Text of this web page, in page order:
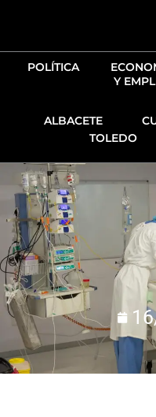
POLÍTICA
Y
ALBACETE
TOLEDO